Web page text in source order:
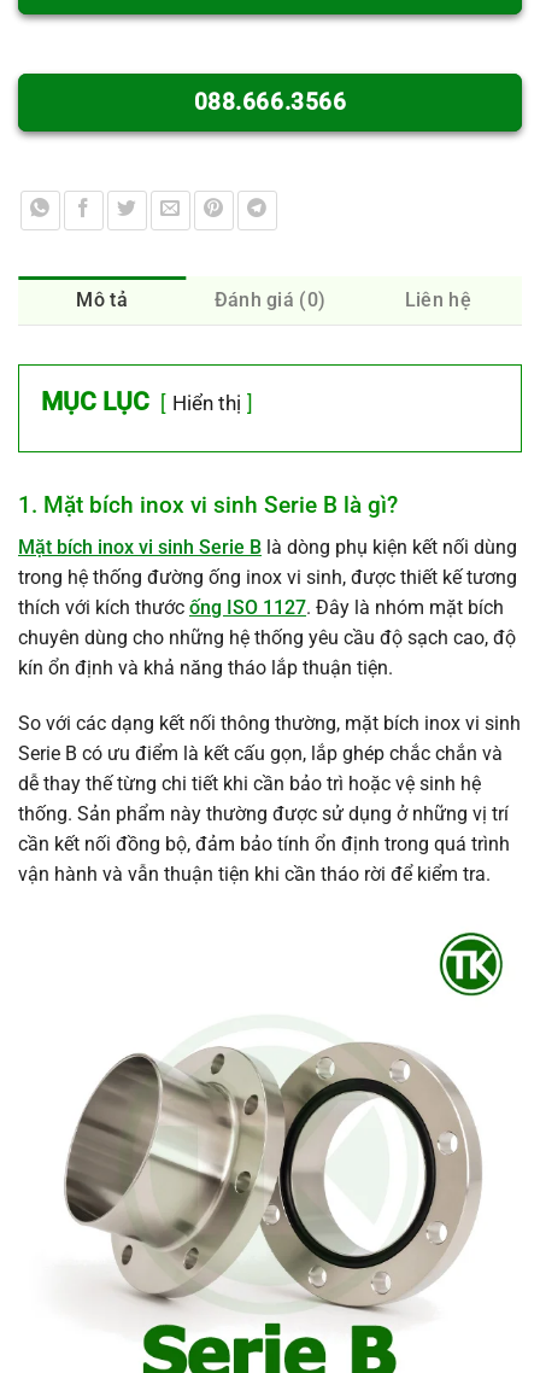
088.666.3566
Mô tả Đánh giá (0) Liên hệ
MỤC LỤC Hiển thị
1. Mặt bích inox vi sinh Serie B là gì?
Mặt bích inox vi sinh Serie B là dòng phụ kiện kết nối dùng
trong hệ thống đường ống inox vi sinh, được thiết kế tương
thích với kích thước ống ISO 1127. Đây là nhóm mặt bích
chuyên dùng cho những hệ thống yêu cầu độ sạch cao, độ
kín ổn định và khả năng tháo lắp thuận tiện.
So với các dạng kết nối thông thường, mặt bích inox vi sinh
Serie B có ưu điểm là kết cấu gọn, lắp ghép chắc chắn và
dễ thay thế từng chi tiết khi cần bảo trì hoặc vệ sinh hệ
thống. Sản phẩm này thường được sử dụng ở những vị trí
cần kết nối đồng bộ, đảm bảo tính ổn định trong quá trình
vận hành và vẫn thuận tiện khi cần tháo rời để kiểm tra.